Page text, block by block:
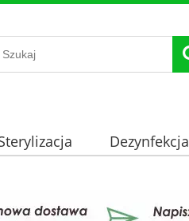
Dezynfekcja